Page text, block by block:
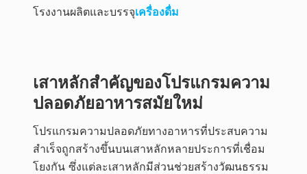
โรงงานผลิตและบรรจุเครื่องดื่ม
เสาหลักสำคัญของโปรแกรมความ
ปลอดภัยอาหารสมัยใหม่
โปรแกรมความปลอดภัยทางอาหารที่ประสบความ
สำเร็จถูกสร้างขึ้นบนเสาหลักหลายประการที่เชื่อม
โยงกัน ซึ่งแต่ละเสาหลักมีส่วนช่วยสร้างวัฒนธรรม